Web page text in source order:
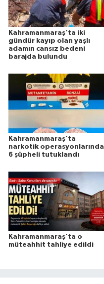
Kahramanmaraş’ta iki
gündür kayıp olan yaşlı
adamın cansız bedeni
barajda bulundu
Kahramanmaraş’ta
narkotik operasyonlarında
6 şüpheli tutuklandı
Kahramanmaraş’ta o
müteahhit tahliye edildi